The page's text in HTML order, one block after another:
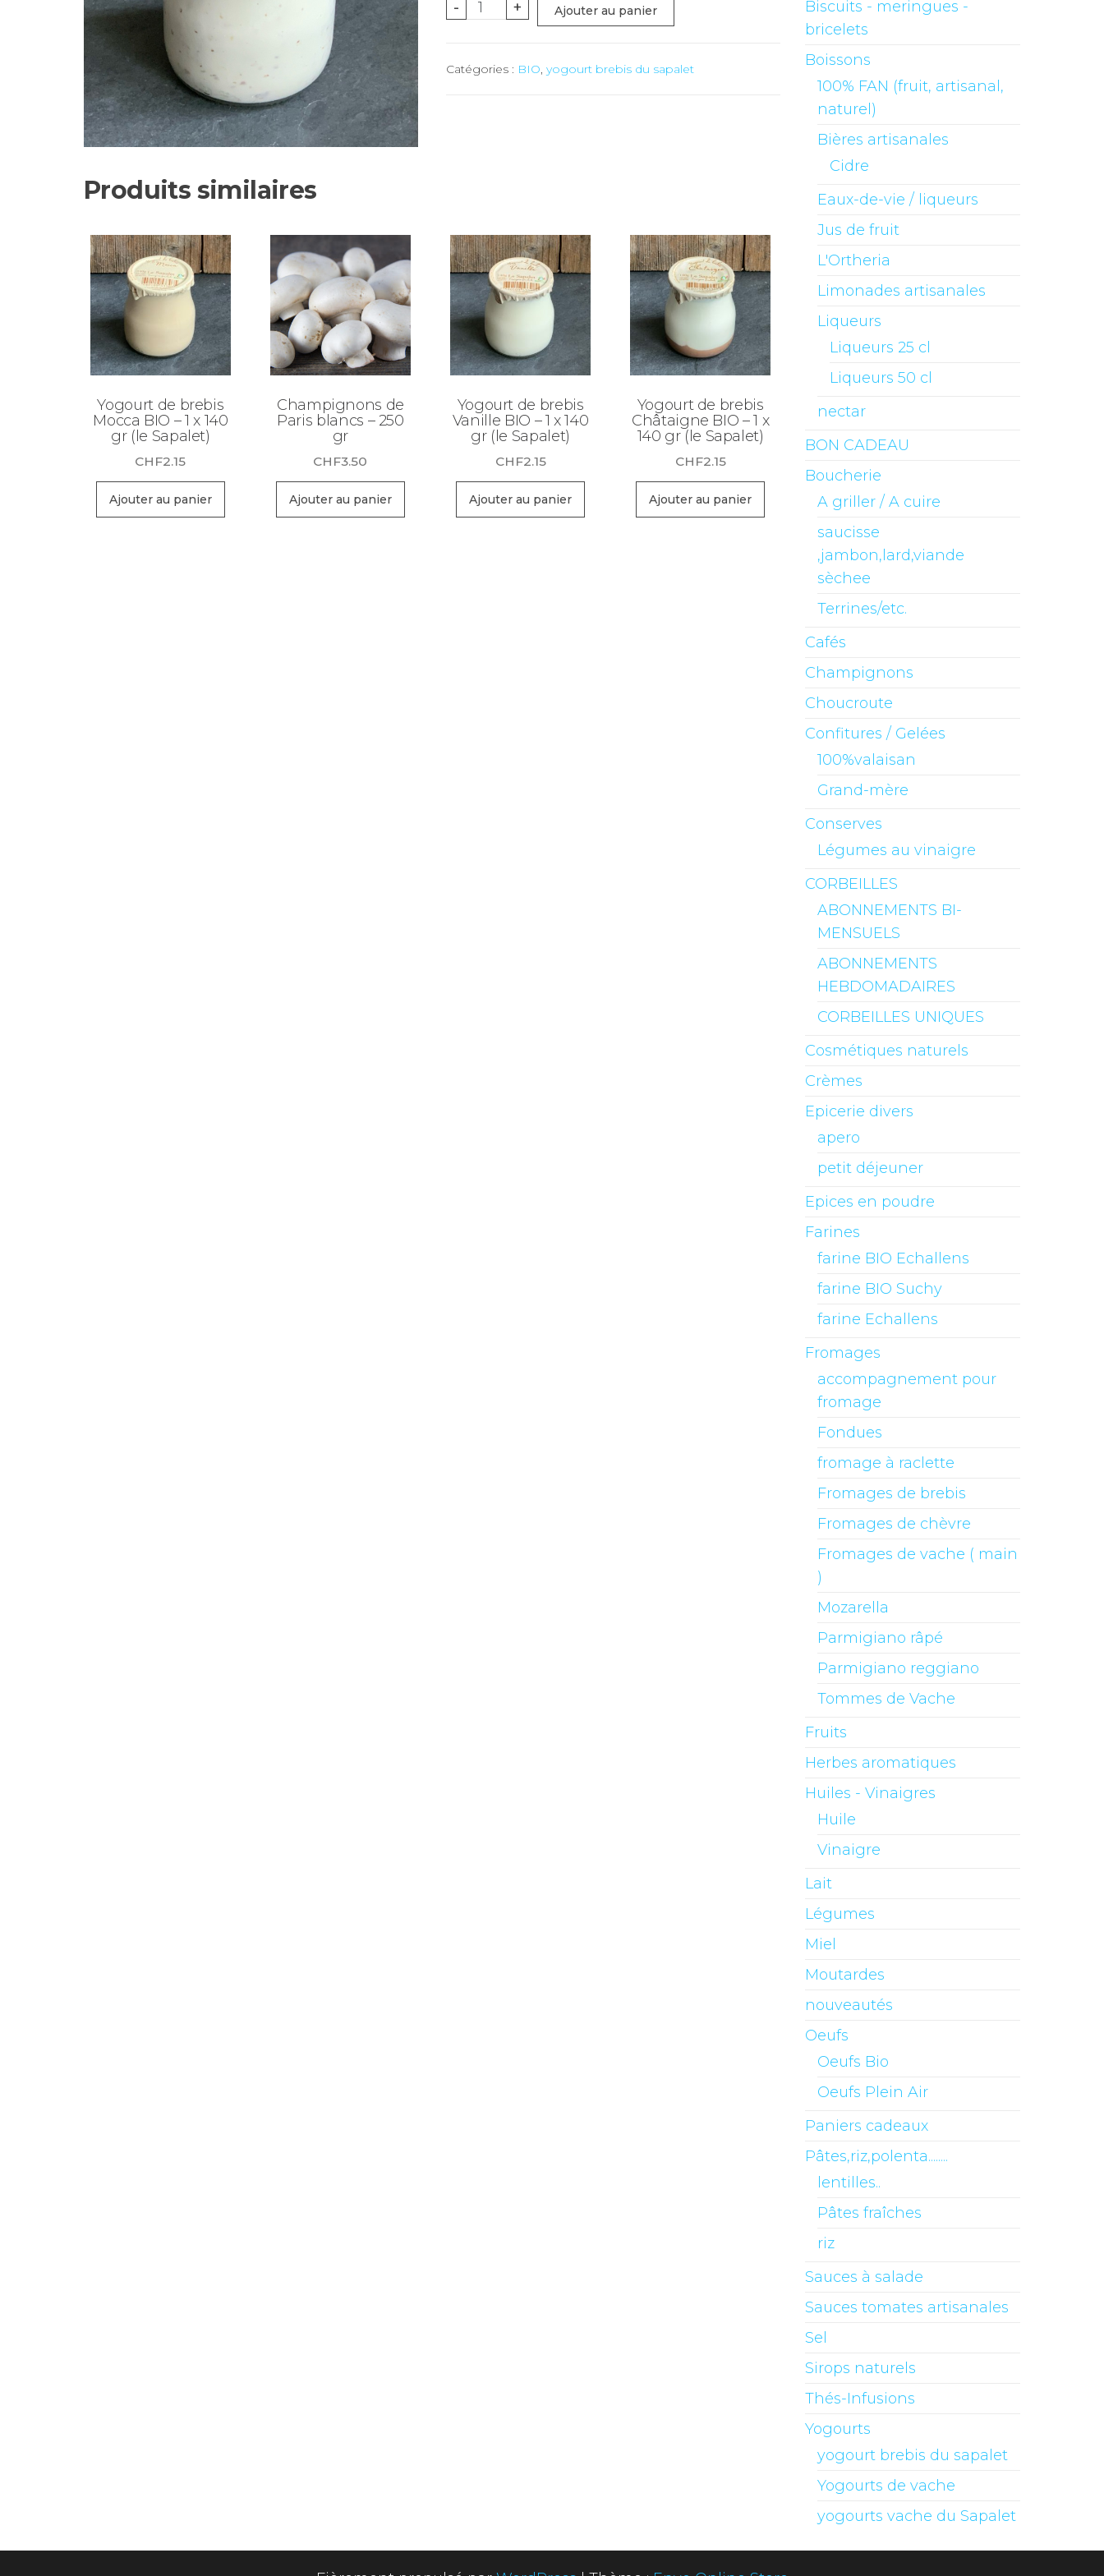
-
quantité
de
140
gr
(le
Sapalet)
+ Ajouter au panier
Catégories : BIO, yogourt brebis du sapalet
Produits similaires
Yogourt de brebis
Mocca BIO – 1 x 140
gr (le Sapalet)
CHF2.15
Ajouter au panier
Champignons de
Paris blancs – 250
gr
CHF3.50
Ajouter au panier
Yogourt de brebis
Vanille BIO – 1 x 140
gr (le Sapalet)
CHF2.15
Ajouter au panier
Yogourt de brebis
Châtaigne BIO – 1 x
140 gr (le Sapalet)
CHF2.15
Ajouter au panier
Biscuits - meringues -
bricelets
Boissons
100% FAN (fruit, artisanal,
naturel)
Bières artisanales
Cidre
Eaux-de-vie / liqueurs
Jus de fruit
L'Ortheria
Limonades artisanales
Liqueurs
Liqueurs 25 cl
Liqueurs 50 cl
nectar
BON CADEAU
Boucherie
A griller / A cuire
saucisse
,jambon,lard,viande
sèchee
Terrines/etc.
Cafés
Champignons
Choucroute
Confitures / Gelées
100%valaisan
Grand-mère
Conserves
Légumes au vinaigre
CORBEILLES
ABONNEMENTS BI-
MENSUELS
ABONNEMENTS
HEBDOMADAIRES
CORBEILLES UNIQUES
Cosmétiques naturels
Crèmes
Epicerie divers
apero
petit déjeuner
Epices en poudre
Farines
farine BIO Echallens
farine BIO Suchy
farine Echallens
Fromages
accompagnement pour
fromage
Fondues
fromage à raclette
Fromages de brebis
Fromages de chèvre
Fromages de vache ( main
)
Mozarella
Parmigiano râpé
Parmigiano reggiano
Tommes de Vache
Fruits
Herbes aromatiques
Huiles - Vinaigres
Huile
Vinaigre
Lait
Légumes
Miel
Moutardes
nouveautés
Oeufs
Oeufs Bio
Oeufs Plein Air
Paniers cadeaux
Pâtes,riz,polenta........
lentilles..
Pâtes fraîches
riz
Sauces à salade
Sauces tomates artisanales
Sel
Sirops naturels
Thés-Infusions
Yogourts
yogourt brebis du sapalet
Yogourts de vache
yogourts vache du Sapalet